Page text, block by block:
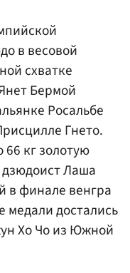
в весовой
схватке
Бермой
Росальбе
Гнето.
кг золотую
дзюдоист Лаша
в финале венгра
достались
Хо Чо из Южной